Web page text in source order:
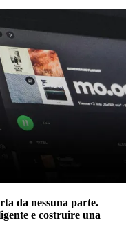
da nessuna parte.
e costruire una